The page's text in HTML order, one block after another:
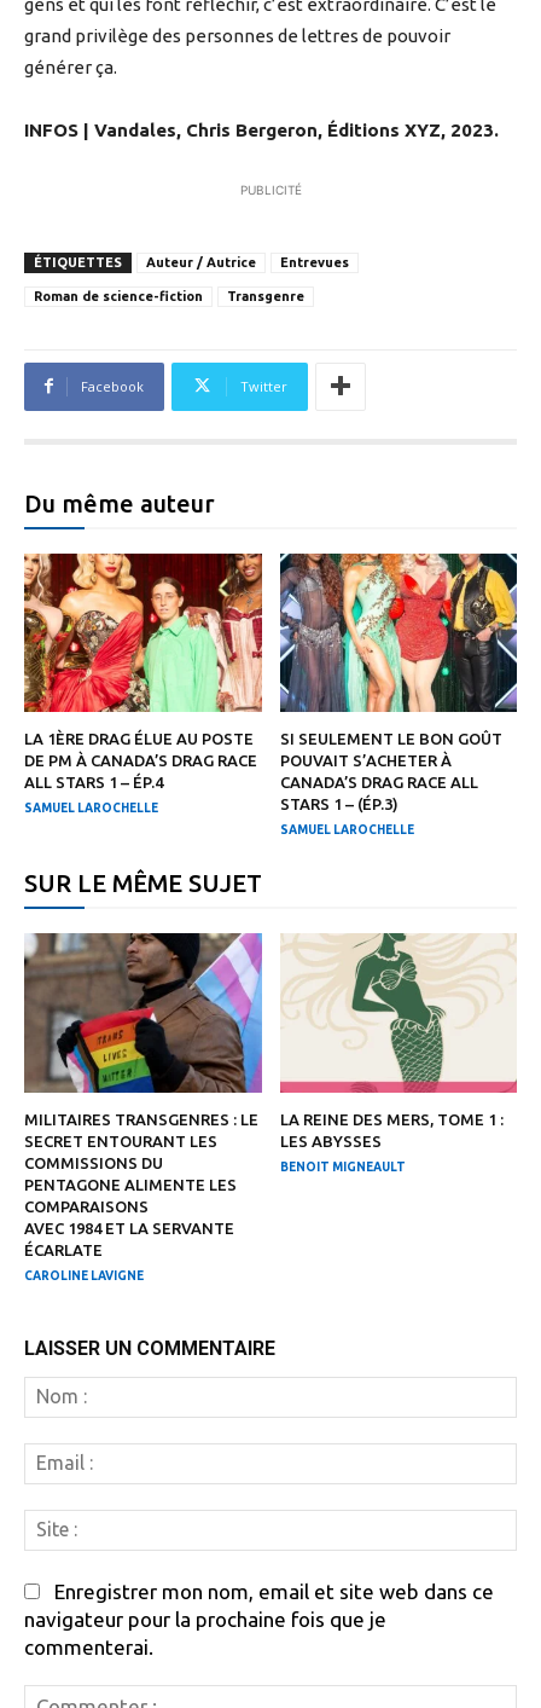
grand privilège des personnes de lettres de pouvoir
générer ça.
INFOS | Vandales, Chris Bergeron, Éditions XYZ, 2023.
PUBLICITÉ
ÉTIQUETTES Auteur / Autrice Entrevues
Roman de science-fiction Transgenre
Facebook Twitter
Du même auteur
LA 1ÈRE DRAG ÉLUE AU POSTE
DE PM À CANADA’S DRAG RACE
ALL STARS 1 – ÉP.4
SAMUEL LAROCHELLE
SI SEULEMENT LE BON GOÛT
POUVAIT S’ACHETER À
CANADA’S DRAG RACE ALL
STARS 1 – (ÉP.3)
SAMUEL LAROCHELLE
SUR LE MÊME SUJET
MILITAIRES TRANSGENRES : LE
SECRET ENTOURANT LES
COMMISSIONS DU
PENTAGONE ALIMENTE LES
COMPARAISONS
AVEC 1984 ET LA SERVANTE
ÉCARLATE
CAROLINE LAVIGNE
LA REINE DES MERS, TOME 1 :
LES ABYSSES
BENOIT MIGNEAULT
LAISSER UN COMMENTAIRE
:
:
:
Enregistrer mon nom, email et site web dans ce
navigateur pour la prochaine fois que je
commenterai.